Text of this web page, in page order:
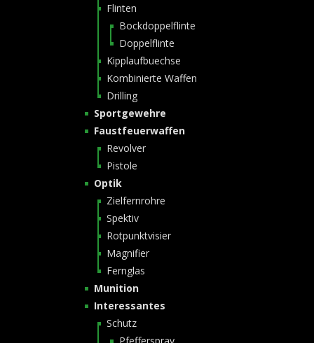
Flinten
Bockdoppelflinte
Doppelflinte
Kipplaufbuechse
Kombinierte Waffen
Drilling
Sportgewehre
Faustfeuerwaffen
Revolver
Pistole
Optik
Zielfernrohre
Spektiv
Rotpunktvisier
Magnifier
Fernglas
Munition
Interessantes
Schutz